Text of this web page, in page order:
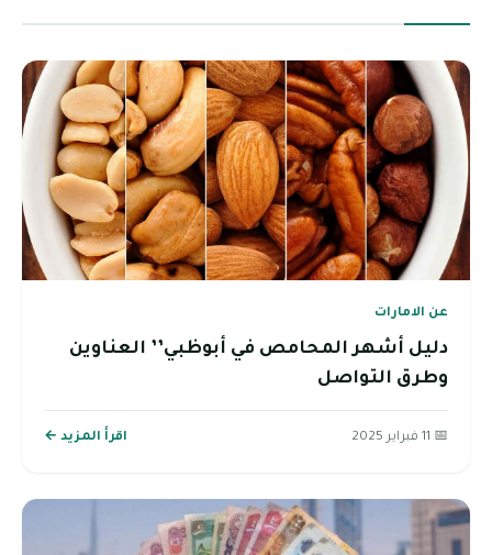
عن الامارات
دليل أشهر المحامص في أبوظبي’’ العناوين
وطرق التواصل
📅 11 فبراير 2025 اقرأ المزيد ←